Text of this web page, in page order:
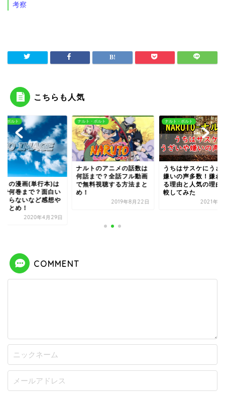
考察
こちらも人気
・ボルト
トのアニメの話数は
まで？全話フル動画
料視聴する方法まと
2019年8月22日
ナルト・ボルト
うちはサスケにうざいや
嫌いの声多数！嫌われて
る理由と人気の理由を比
較してみた
2021年1月11日
ナルト・ボルト
ナルトの漫画(単行
全部で何巻まで？面
やつまらないなど感
COMMENT